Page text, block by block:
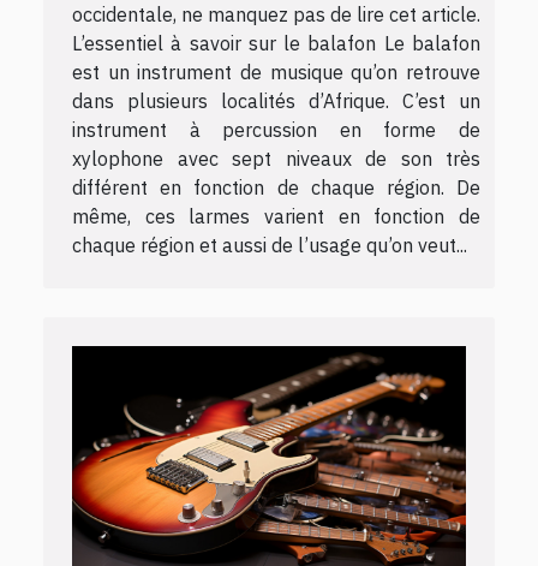
occidentale, ne manquez pas de lire cet article.
L’essentiel à savoir sur le balafon Le balafon
est un instrument de musique qu’on retrouve
dans plusieurs localités d’Afrique. C’est un
instrument à percussion en forme de
xylophone avec sept niveaux de son très
différent en fonction de chaque région. De
même, ces larmes varient en fonction de
chaque région et aussi de l’usage qu’on veut...